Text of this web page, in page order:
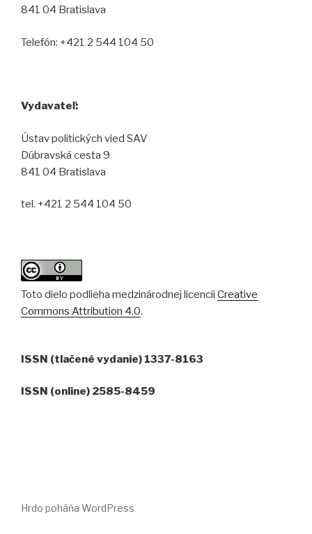
841 04 Bratislava
Telefón: +421 2 544 104 50
Vydavateľ:
Ústav politických vied SAV
Dúbravská cesta 9
841 04 Bratislava
tel. +421 2 544 104 50
Toto dielo podlieha medzinárodnej licencii Creative
Commons Attribution 4.0.
ISSN (tlačené vydanie) 1337-8163
ISSN (online) 2585-8459
Hrdo poháňa WordPress